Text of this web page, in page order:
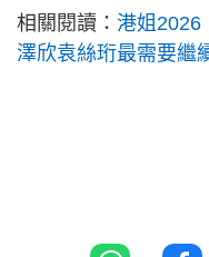
相關閱讀： 港姐2026
澤欣袁絲珩最需要繼